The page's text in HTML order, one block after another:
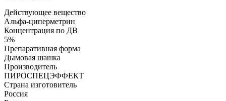
Действующее вещество
Альфа-циперметрин
Концентрация по ДВ
5%
Препаративная форма
Дымовая шашка
Производитель
ПИРОСПЕЦЭФФЕКТ
Страна изготовитель
Россия